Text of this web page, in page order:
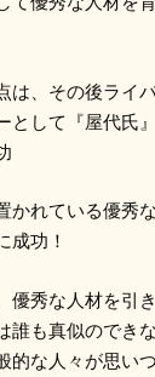
は、その後ライ
として『屋代氏
かれている優秀
成功！
優秀な人材を引
誰も真似のでき
的な人々が思い